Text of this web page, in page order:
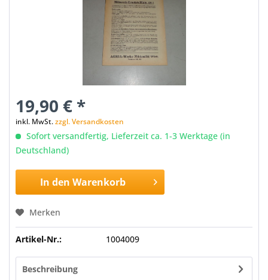
19,90 € *
inkl. MwSt.zzgl. Versandkosten
Sofort versandfertig, Lieferzeit ca. 1-3 Werktage (in
Deutschland)
In den Warenkorb
Merken
Artikel-Nr.: 1004009
Beschreibung